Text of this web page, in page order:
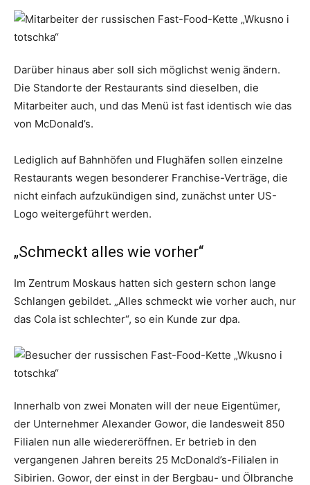
Darüber hinaus aber soll sich möglichst wenig ändern.
Die Standorte der Restaurants sind dieselben, die
Mitarbeiter auch, und das Menü ist fast identisch wie das
von McDonald’s.
Lediglich auf Bahnhöfen und Flughäfen sollen einzelne
Restaurants wegen besonderer Franchise-Verträge, die
nicht einfach aufzukündigen sind, zunächst unter US-
Logo weitergeführt werden.
„Schmeckt alles wie vorher“
Im Zentrum Moskaus hatten sich gestern schon lange
Schlangen gebildet. „Alles schmeckt wie vorher auch, nur
das Cola ist schlechter“, so ein Kunde zur dpa.
Innerhalb von zwei Monaten will der neue Eigentümer,
der Unternehmer Alexander Gowor, die landesweit 850
Filialen nun alle wiedereröffnen. Er betrieb in den
vergangenen Jahren bereits 25 McDonald’s-Filialen in
Sibirien. Gowor, der einst in der Bergbau- und Ölbranche